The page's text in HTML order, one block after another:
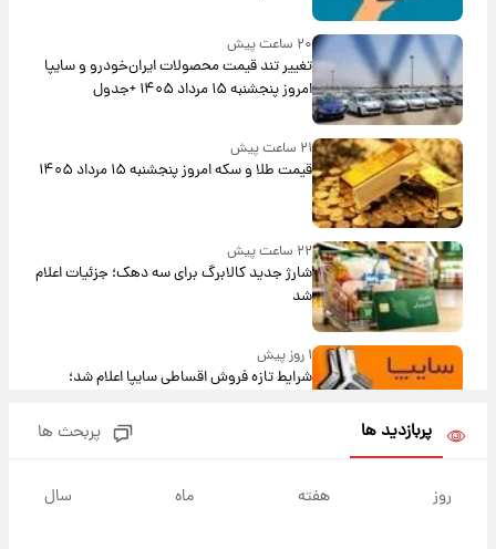
۲۰ ساعت پیش
تغییر تند قیمت محصولات ایران‌خودرو و سایپا
امروز پنجشنبه ۱۵ مرداد ۱۴۰۵ +جدول
۲۱ ساعت پیش
قیمت طلا و سکه امروز پنجشنبه ۱۵ مرداد ۱۴۰۵
۲۲ ساعت پیش
شارژ جدید کالابرگ برای سه دهک؛ جزئیات اعلام
شد
۱ روز پیش
شرایط تازه فروش اقساطی سایپا اعلام شد؛
قیمت سکه و طلا فردا
پربازدید ها پربحث ها
روز هفته ماه سال